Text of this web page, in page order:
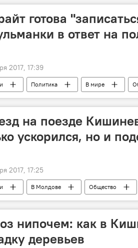
готова
в ответ на
2017, 17:39
Политика В мире
Дональд Трамп
на поезде
ускорился, но и
2017, 17:25
В Молдове Общество
снижение
нипочем: как в
деревьев